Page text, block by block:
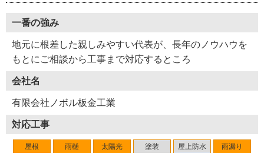
一番の強み
地元に根差した親しみやすい代表が、長年のノウハウを
もとにご相談から工事まで対応するところ
会社名
有限会社ノボル板金工業
対応工事
屋根
雨樋 太陽光
塗装
屋上防水 雨漏り